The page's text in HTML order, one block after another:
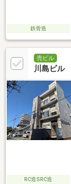
鉄骨造
売ビル
川島ビル
RC造SRC造